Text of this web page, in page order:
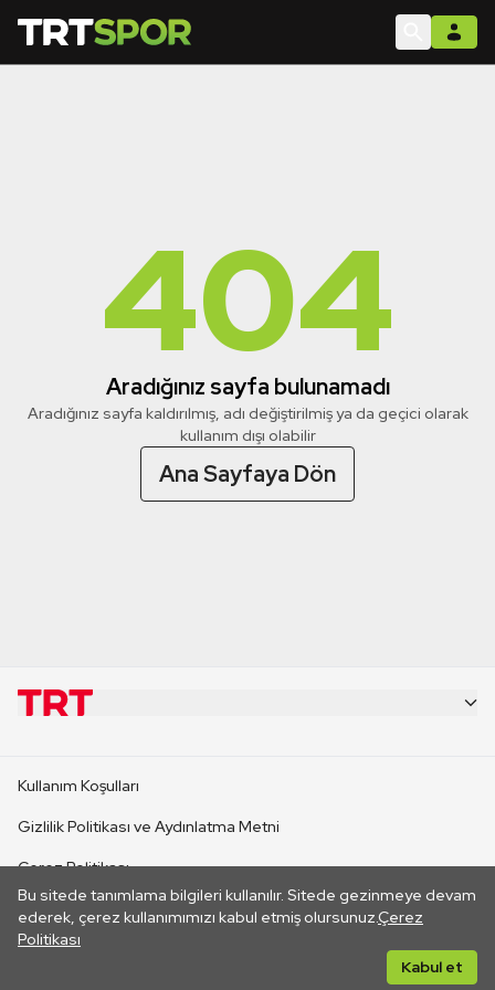
404
Aradığınız sayfa bulunamadı
Aradığınız sayfa kaldırılmış, adı değiştirilmiş ya da geçici olarak
kullanım dışı olabilir
Ana Sayfaya Dön
Bu sitede tanımlama bilgileri kullanılır. Sitede gezinmeye devam
ederek, çerez kullanımımızı kabul etmiş olursunuz.Çerez
Politikası
Kabul et
CANLI YAYINLAR
Kullanım Koşulları
Gizlilik Politikası ve Aydınlatma Metni
Çerez Politikası
İletişim
Her hakkı saklıdır. ©2026 TRT. Bağlantı yoluyla gidilen dış